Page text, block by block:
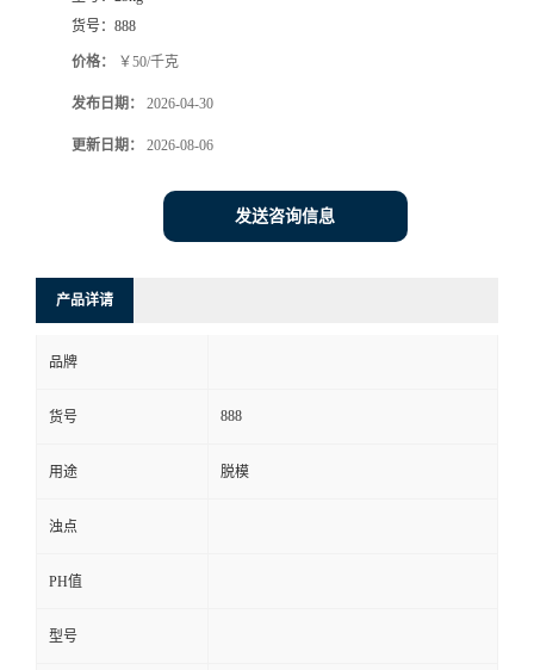
货号： 888
价格： ￥50/千克
发布日期： 2026-04-30
更新日期： 2026-08-06
发送咨询信息
产品详请
品牌
货号 888
用途 脱模
浊点
PH值
型号